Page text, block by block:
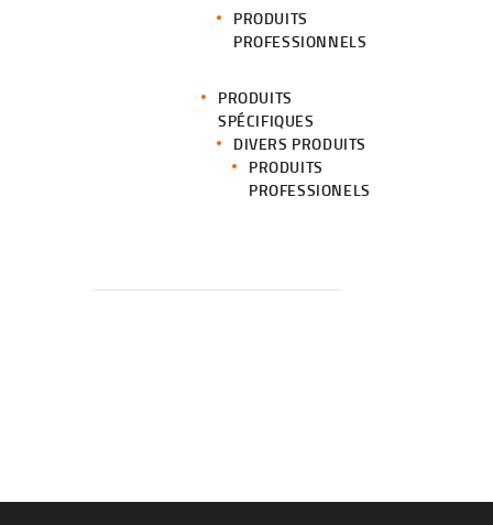
PRODUITS
PROFESSIONNELS
PRODUITS
SPÉCIFIQUES
DIVERS PRODUITS
PRODUITS
PROFESSIONELS